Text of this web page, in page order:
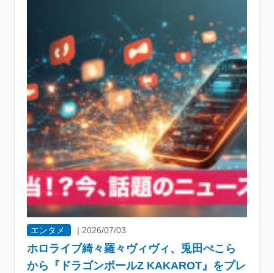
エンタメ |2026/07/03
ホロライブ綺々羅々ヴィヴィ、兎田ぺこら
から『ドラゴンボールZ KAKAROT』をプレ